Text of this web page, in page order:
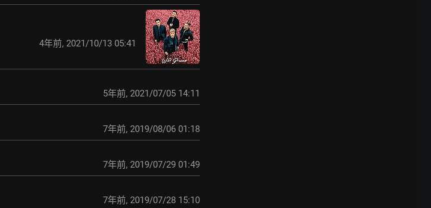
4年前, 2021/10/13 05:41
5年前, 2021/07/05 14:11
7年前, 2019/08/06 01:18
7年前, 2019/07/29 01:49
7年前, 2019/07/28 15:10